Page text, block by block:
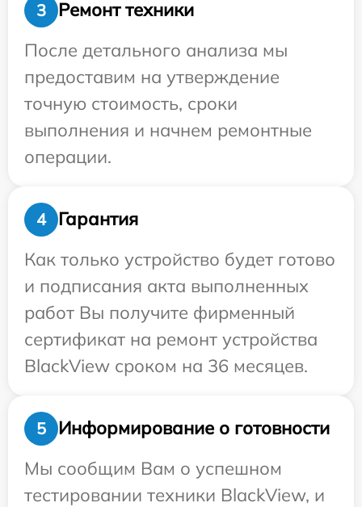
3
Ремонт техники
После детального анализа мы
предоставим на утверждение
точную стоимость, сроки
выполнения и начнем ремонтные
операции.
4
Гарантия
Как только устройство будет готово
и подписания акта выполненных
работ Вы получите фирменный
сертификат на ремонт устройства
BlackView сроком на 36 месяцев.
5
Информирование о готовности
Мы сообщим Вам о успешном
тестировании техники BlackView, и